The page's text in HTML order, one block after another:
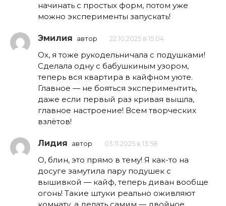
начинать с простых форм, потом уже
можно эксперименты запускать!
Эмилия автор 22.10.2025 в 15:04
Ох, я тоже рукодельничала с подушками!
Сделала одну с бабушкиным узором,
теперь вся квартира в кайфном уюте.
Главное — не бояться экспериментить,
даже если первый раз кривая вышла,
главное настроение! Всем творческих
взлётов!
Лидия автор 03.11.2025 в 13:58
О, блин, это прямо в тему! Я как-то на
досуге замутила пару подушек с
вышивкой — кайф, теперь диван вообще
огонь! Такие штуки реально оживляют